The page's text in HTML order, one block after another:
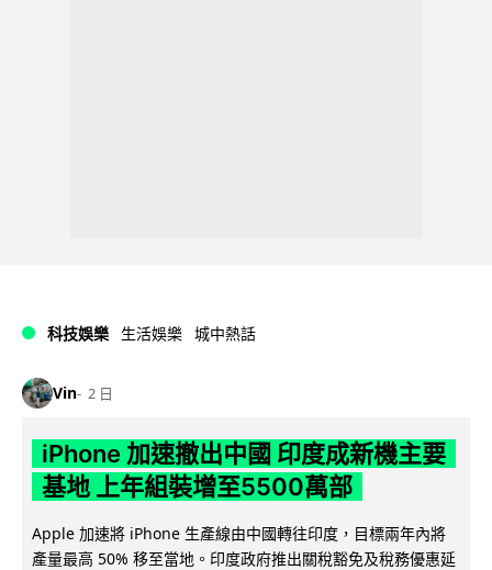
科技娛樂 生活娛樂 城中熱話
Vin 2 日
iPhone 加速撤出中國 印度成新機主要
基地 上年組裝增至5500萬部
Apple 加速將 iPhone 生產線由中國轉往印度，目標兩年內將
產量最高 50% 移至當地。印度政府推出關稅豁免及稅務優惠延